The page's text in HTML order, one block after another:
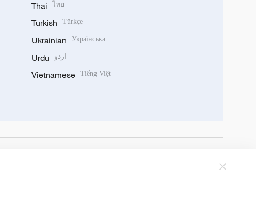
Thai ไทย
Turkish Türkçe
Ukrainian Українська
Urdu اردو
Vietnamese Tiếng Việt